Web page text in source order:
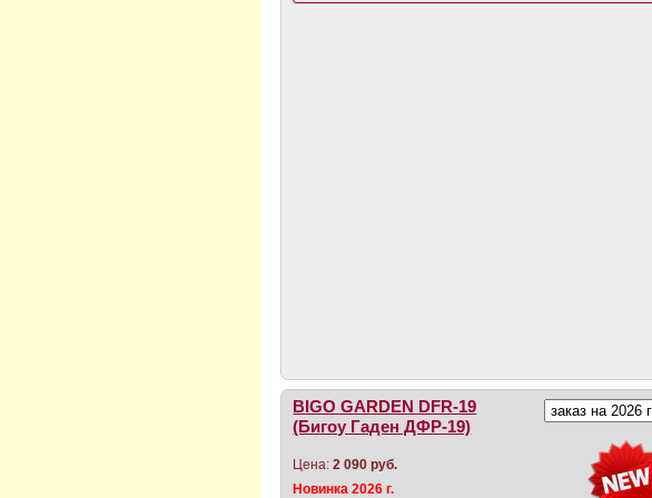
BIGO GARDEN DFR-19
(Бигоу Гаден ДФР-19)
Цена:2 090 руб.
Новинка 2026 г.